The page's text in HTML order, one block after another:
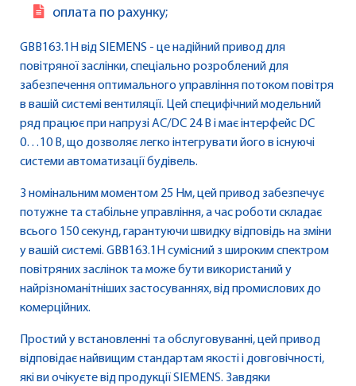
оплата по рахунку;
GBB163.1H від SIEMENS - це надійний привод для
повітряної заслінки, спеціально розроблений для
забезпечення оптимального управління потоком повітря
в вашій системі вентиляції. Цей специфічний модельний
ряд працює при напрузі AC/DC 24 В і має інтерфейс DC
0…10 В, що дозволяє легко інтегрувати його в існуючі
системи автоматизації будівель.
З номінальним моментом 25 Нм, цей привод забезпечує
потужне та стабільне управління, а час роботи складає
всього 150 секунд, гарантуючи швидку відповідь на зміни
у вашій системі. GBB163.1H сумісний з широким спектром
повітряних заслінок та може бути використаний у
найрізноманітніших застосуваннях, від промислових до
комерційних.
Простий у встановленні та обслуговуванні, цей привод
відповідає найвищим стандартам якості і довговічності,
які ви очікуєте від продукції SIEMENS. Завдяки